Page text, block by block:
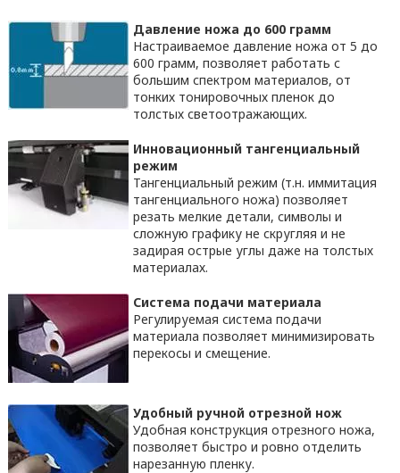
Давление ножа до 600 грамм
Настраиваемое давление ножа от 5 до
600 грамм, позволяет работать с
большим спектром материалов, от
тонких тонировочных пленок до
толстых светоотражающих.
Инновационный тангенциальный
режим
Тангенциальный режим (т.н. иммитация
тангенциального ножа) позволяет
резать мелкие детали, символы и
сложную графику не скругляя и не
задирая острые углы даже на толстых
материалах.
Система подачи материала
Регулируемая система подачи
материала позволяет минимизировать
перекосы и смещение.
Удобный ручной отрезной нож
Удобная конструкция отрезного ножа,
позволяет быстро и ровно отделить
нарезанную пленку.